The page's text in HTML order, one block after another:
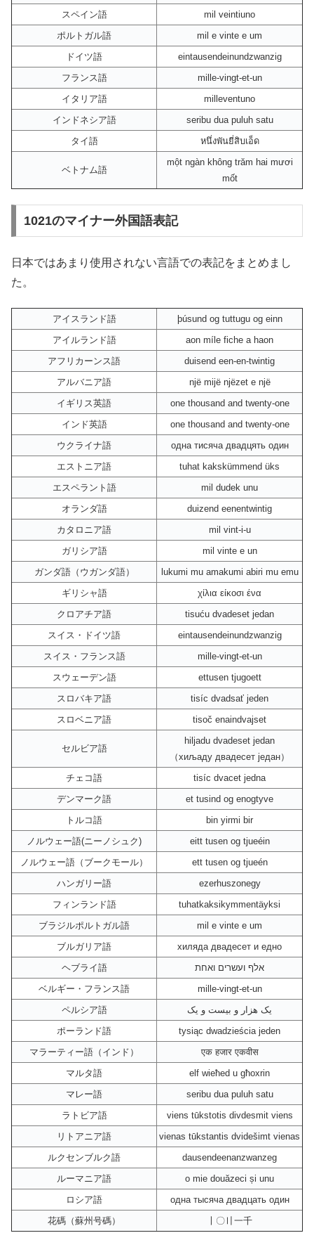
スペイン語
mil veintiuno
ポルトガル語
mil e vinte e um
ドイツ語
eintausendeinundzwanzig
フランス語
mille-vingt-et-un
イタリア語
milleventuno
インドネシア語
seribu dua puluh satu
タイ語
หนึ่งพันยี่สิบเอ็ด
ベトナム語
một ngàn không trăm hai mươi
mốt
1021のマイナー外国語表記
日本ではあまり使用されない言語での表記をまとめまし
た。
アイスランド語
þúsund og tuttugu og einn
アイルランド語
aon míle fiche a haon
アフリカーンス語
duisend een-en-twintig
アルバニア語
një mijë njëzet e një
イギリス英語
one thousand and twenty-one
インド英語
one thousand and twenty-one
ウクライナ語
одна тисяча двадцять один
エストニア語
tuhat kakskümmend üks
エスペラント語
mil dudek unu
オランダ語
duizend eenentwintig
カタロニア語
mil vint-i-u
ガリシア語
mil vinte e un
ガンダ語（ウガンダ語）
lukumi mu amakumi abiri mu emu
ギリシャ語
χίλια είκοσι ένα
クロアチア語
tisuću dvadeset jedan
スイス・ドイツ語
eintausendeinundzwanzig
スイス・フランス語
mille-vingt-et-un
スウェーデン語
ettusen tjugoett
スロバキア語
tisíc dvadsať jeden
スロベニア語
tisoč enaindvajset
セルビア語
hiljadu dvadeset jedan
（хиљаду двадесет један）
チェコ語
tisíc dvacet jedna
デンマーク語
et tusind og enogtyve
トルコ語
bin yirmi bir
ノルウェー語(ニーノシュク)
eitt tusen og tjueéin
ノルウェー語（ブークモール）
ett tusen og tjueén
ハンガリー語
ezerhuszonegy
フィンランド語
tuhatkaksikymmentäyksi
ブラジルポルトガル語
mil e vinte e um
ブルガリア語
хиляда двадесет и едно
ヘブライ語
אלף ועשרים ואחת
ベルギー・フランス語
mille-vingt-et-un
ペルシア語
یک هزار و بیست و یک
ポーランド語
tysiąc dwadzieścia jeden
マラーティー語（インド）
एक हजार एकवीस
マルタ語
elf wieħed u għoxrin
マレー語
seribu dua puluh satu
ラトビア語
viens tūkstotis divdesmit viens
リトアニア語
vienas tūkstantis dvidešimt vienas
ルクセンブルク語
dausendeenanzwanzeg
ルーマニア語
o mie douăzeci și unu
ロシア語
одна тысяча двадцать один
花碼（蘇州号碼）
〡〇〢一千